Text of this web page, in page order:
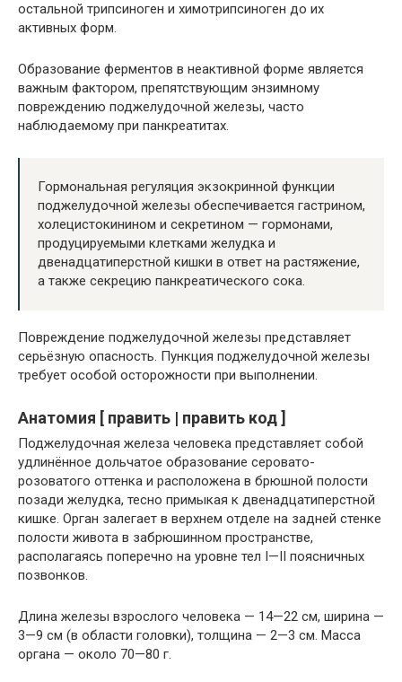
остальной трипсиноген и химотрипсиноген до их
активных форм.
Образование ферментов в неактивной форме является
важным фактором, препятствующим энзимному
повреждению поджелудочной железы, часто
наблюдаемому при панкреатитах.
Гормональная регуляция экзокринной функции
поджелудочной железы обеспечивается гастрином,
холецистокинином и секретином — гормонами,
продуцируемыми клетками желудка и
двенадцатиперстной кишки в ответ на растяжение,
а также секрецию панкреатического сока.
Повреждение поджелудочной железы представляет
серьёзную опасность. Пункция поджелудочной железы
требует особой осторожности при выполнении.
Анатомия [ править | править код ]
Поджелудочная железа человека представляет собой
удлинённое дольчатое образование серовато-
розоватого оттенка и расположена в брюшной полости
позади желудка, тесно примыкая к двенадцатиперстной
кишке. Орган залегает в верхнем отделе на задней стенке
полости живота в забрюшинном пространстве,
располагаясь поперечно на уровне тел I—II поясничных
позвонков.
Длина железы взрослого человека — 14—22 см, ширина —
3—9 см (в области головки), толщина — 2—3 см. Масса
органа — около 70—80 г.